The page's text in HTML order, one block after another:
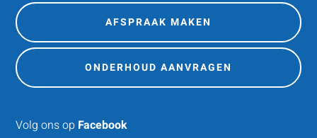
AFSPRAAK MAKEN
ONDERHOUD AANVRAGEN
Volg ons op Facebook